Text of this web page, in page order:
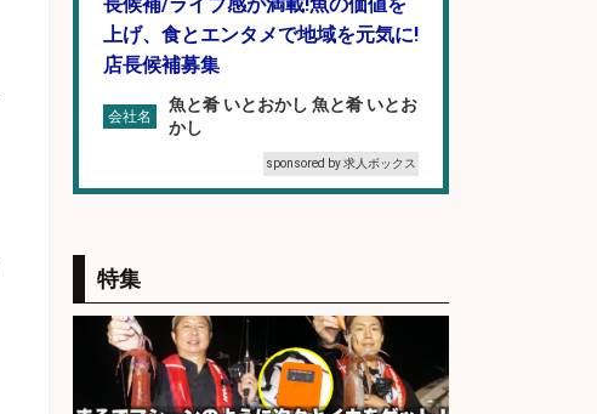
上げ、食とエンタメで地域を元気に!
店長候補募集
会社名
魚と肴 いとおかし 魚と肴 いとお
かし
sponsored by 求人ボックス
の若手スタッフ
会社名 サカナのハチベエ 矢場町店
sponsored by 求人ボックス
特集